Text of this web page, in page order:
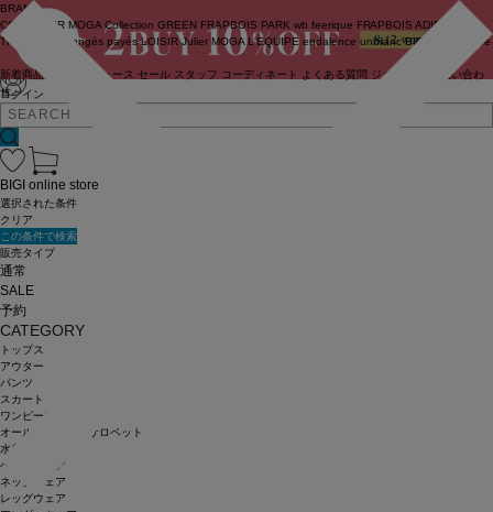
ログイン
BRAND
COUTURIER MOGA Collection GREEN FRAPBOIS PARK wb feerique FRAPBOIS ADIEU
TRISTESSE
congés payés LOISIR Julier MOGA L'EQUIPE endalence unbilanc BIGI online store
新着商品 ニュース セール スタッフ コーディネート よくある質問 ジャーナル
お問い合わ
せ
BIGI online store
選択された条件
クリア
この条件で検索
販売タイプ
通常
SALE
予約
CATEGORY
トップス
アウター
パンツ
スカート
ワンピース
オールインワン・サロペット
水着
ヘッドウェア
ネックウェア
レッグウェア